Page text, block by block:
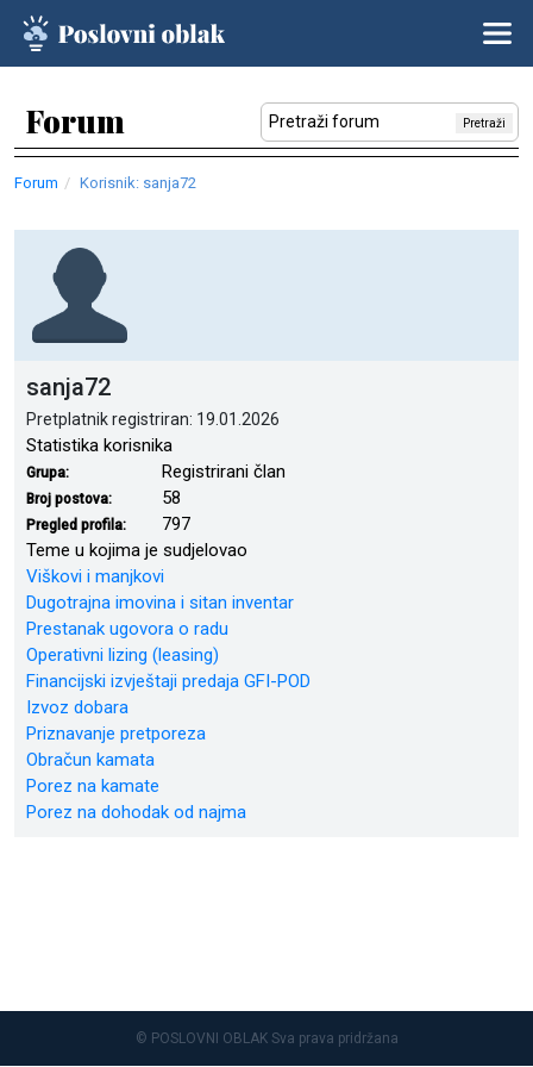
Forum Pretraži
Forum Korisnik: sanja72
sanja72
Pretplatnik registriran: 19.01.2026
Statistika korisnika
Grupa: Registrirani član
Broj postova: 58
Pregled profila:
797
Teme u kojima je sudjelovao
Viškovi i manjkovi
Dugotrajna imovina i sitan inventar
Prestanak ugovora o radu
Operativni lizing (leasing)
Financijski izvještaji predaja GFI-POD
Izvoz dobara
Priznavanje pretporeza
Obračun kamata
Porez na kamate
Porez na dohodak od najma
© POSLOVNI OBLAK Sva prava pridržana